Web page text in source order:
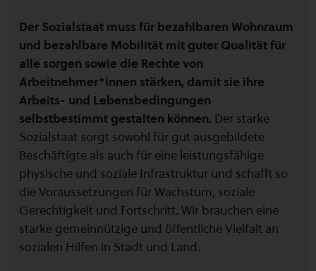
Der Sozialstaat muss für bezahlbaren Wohnraum
und bezahlbare Mobilität mit guter Qualität für
alle sorgen sowie die Rechte von
Arbeitnehmer*innen stärken, damit sie ihre
Arbeits- und Lebensbedingungen
selbstbestimmt gestalten können. Der starke
Sozialstaat sorgt sowohl für gut ausgebildete
Beschäftigte als auch für eine leistungsfähige
physische und soziale Infrastruktur und schafft so
die Voraussetzungen für Wachstum, soziale
Gerechtigkeit und Fortschritt. Wir brauchen eine
starke gemeinnützige und öffentliche Vielfalt an
sozialen Hilfen in Stadt und Land.